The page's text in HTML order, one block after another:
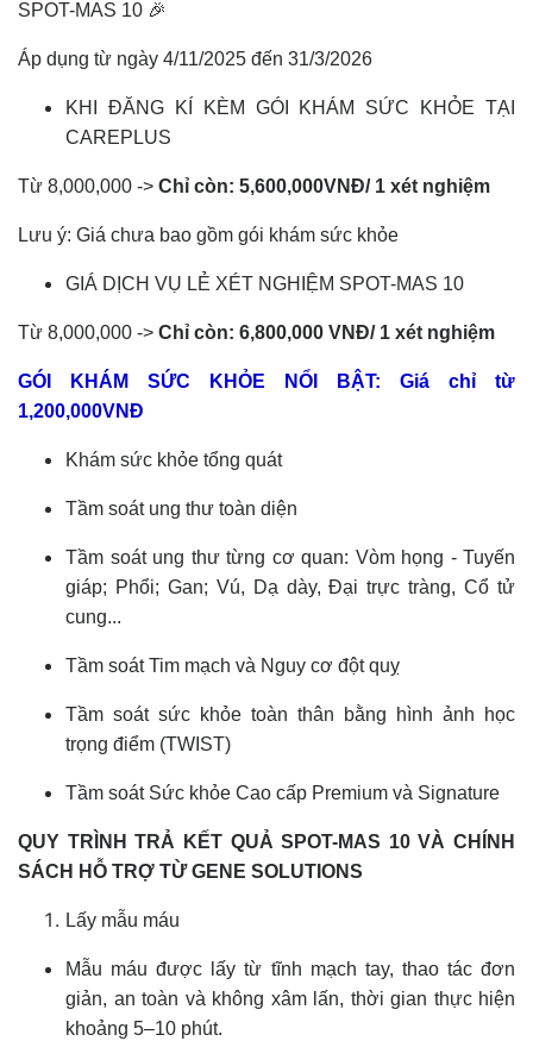
SPOT-MAS 10 🎉
Áp dụng từ ngày 4/11/2025 đến 31/3/2026
KHI ĐĂNG KÍ KÈM GÓI KHÁM SỨC KHỎE TẠI
CAREPLUS
Từ 8,000,000 -> Chỉ còn: 5,600,000VNĐ/ 1 xét nghiệm
Lưu ý: Giá chưa bao gồm gói khám sức khỏe
GIÁ DỊCH VỤ LẺ XÉT NGHIỆM SPOT-MAS 10
Từ 8,000,000 -> Chỉ còn: 6,800,000 VNĐ/ 1 xét nghiệm
GÓI KHÁM SỨC KHỎE NỔI BẬT: Giá chỉ từ
1,200,000VNĐ
Khám sức khỏe tổng quát
Tầm soát ung thư toàn diện
Tầm soát ung thư từng cơ quan: Vòm họng - Tuyến
giáp; Phổi; Gan; Vú, Dạ dày, Đại trực tràng, Cổ tử
cung...
Tầm soát Tim mạch và Nguy cơ đột quỵ
Tầm soát sức khỏe toàn thân bằng hình ảnh học
trọng điểm (TWIST)
Tầm soát Sức khỏe Cao cấp Premium và Signature
QUY TRÌNH TRẢ KẾT QUẢ SPOT-MAS 10 VÀ CHÍNH
SÁCH HỖ TRỢ TỪ GENE SOLUTIONS
Lấy mẫu máu
Mẫu máu được lấy từ tĩnh mạch tay, thao tác đơn
giản, an toàn và không xâm lấn, thời gian thực hiện
khoảng 5–10 phút.